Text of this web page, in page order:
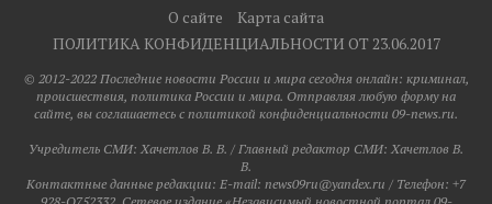
О сайте
Карта сайта
ПОЛИТИКА КОНФИДЕНЦИАЛЬНОСТИ ОТ 23.06.2017
© 2012-2022 Последние новости России и мира сегодня онлайн: криминал,
происшествия, политика России и мира. Отправляя любую форму на
сайте, вы соглашаетесь с политикой конфиденциальности 09-news.ru.
Учредитель СМИ: Хaчeтлoв B. B. / Главный редактор СМИ: Хaчeтлoв B.
B.
Контактные данные редакции: E-mail: news09ru@yandex.ru / Телефон: +7